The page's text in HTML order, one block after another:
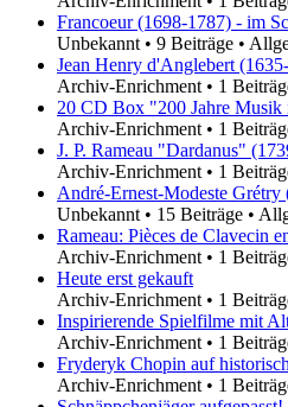
Francoeur (1698-1787) - im
Unbekannt • 9 Beiträge •
Jean Henry d'Anglebert
Archiv-Enrichment • 1
20 CD Box "200 Jahre Musik
Archiv-Enrichment • 1
J. P. Rameau "Dardanus"
Archiv-Enrichment • 1
André-Ernest-Modeste Grétry
Unbekannt • 15 Beiträge •
Rameau: Pièces de Clavecin
Archiv-Enrichment • 1
Heute erst gekauft
Archiv-Enrichment • 1
Inspirierende Spielfilme mit
Archiv-Enrichment • 1
Fryderyk Chopin auf
Archiv-Enrichment • 1